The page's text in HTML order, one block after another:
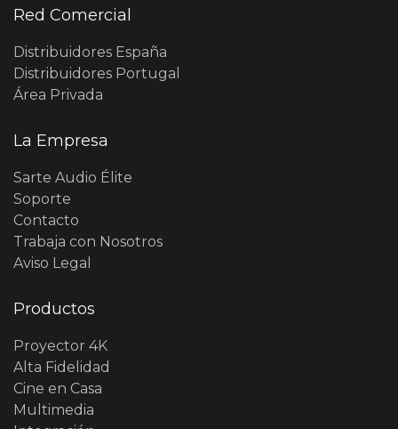
Red Comercial
Distribuidores España
Distribuidores Portugal
Área Privada
La Empresa
Sarte Audio Élite
Soporte
Contacto
Trabaja con Nosotros
Aviso Legal
Productos
Proyector 4K
Alta Fidelidad
Cine en Casa
Multimedia